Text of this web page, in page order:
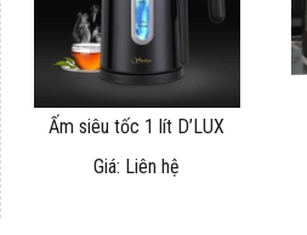
Ấm siêu tốc 1 lít D’LUX
Giá: Liên hệ